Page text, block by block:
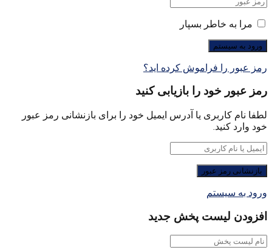
مرا به خاطر بسپار
رمز عبور را فراموش کرده اید؟
رمز عبور خود را بازیابی کنید
لطفا نام کاربری یا آدرس ایمیل خود را برای بازنشانی رمز عبور
خود وارد کنید.
ورود به سیستم
افزودن لیست پخش جدید